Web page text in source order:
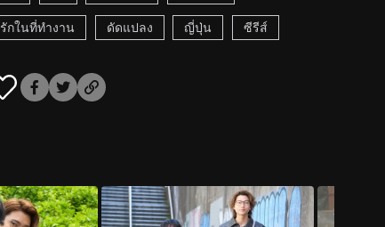
รักในที่ทำงาน ดัดแปลง ญี่ปุ่น ซีรีส์